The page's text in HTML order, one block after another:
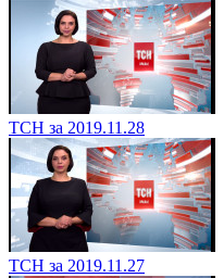
ТСН за 2019.11.28
ТСН за 2019.11.27